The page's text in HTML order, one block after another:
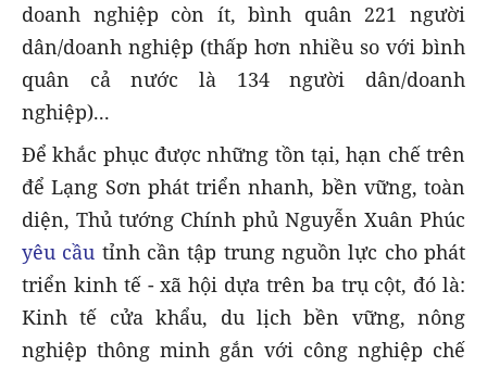
doanh nghiệp còn ít, bình quân 221 người
dân/doanh nghiệp (thấp hơn nhiều so với bình
quân cả nước là 134 người dân/doanh
nghiệp)...
Để khắc phục được những tồn tại, hạn chế trên
để Lạng Sơn phát triển nhanh, bền vững, toàn
diện, Thủ tướng Chính phủ Nguyễn Xuân Phúc
yêu cầu tỉnh cần tập trung nguồn lực cho phát
triển kinh tế - xã hội dựa trên ba trụ cột, đó là:
Kinh tế cửa khẩu, du lịch bền vững, nông
nghiệp thông minh gắn với công nghiệp chế